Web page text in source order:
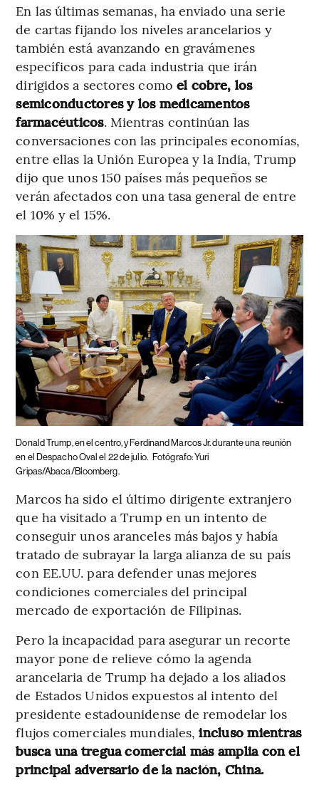
En las últimas semanas, ha enviado una serie
de cartas fijando los niveles arancelarios y
también está avanzando en gravámenes
específicos para cada industria que irán
dirigidos a sectores como el cobre, los
semiconductores y los medicamentos
farmacéuticos. Mientras continúan las
conversaciones con las principales economías,
entre ellas la Unión Europea y la India, Trump
dijo que unos 150 países más pequeños se
verán afectados con una tasa general de entre
el 10% y el 15%.
Donald Trump, en el centro, y Ferdinand Marcos Jr. durante una reunión
en el Despacho Oval el 22 de julio. Fotógrafo: Yuri
Gripas/Abaca/Bloomberg.
Marcos ha sido el último dirigente extranjero
que ha visitado a Trump en un intento de
conseguir unos aranceles más bajos y había
tratado de subrayar la larga alianza de su país
con EE.UU. para defender unas mejores
condiciones comerciales del principal
mercado de exportación de Filipinas.
Pero la incapacidad para asegurar un recorte
mayor pone de relieve cómo la agenda
arancelaria de Trump ha dejado a los aliados
de Estados Unidos expuestos al intento del
presidente estadounidense de remodelar los
flujos comerciales mundiales,incluso mientras
busca una tregua comercial más amplia con el
principal adversario de la nación, China.